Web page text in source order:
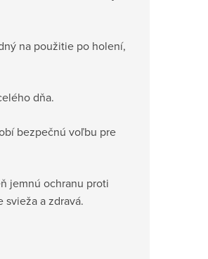
na použitie po holení,
dňa.
bezpečnú voľbu pre
jemnú ochranu proti
a zdravá.